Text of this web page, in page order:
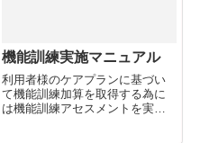
機能訓練実施マニュアル
利用者様のケアプランに基づい
て機能訓練加算を取得する為に
は機能訓練アセスメントを実施